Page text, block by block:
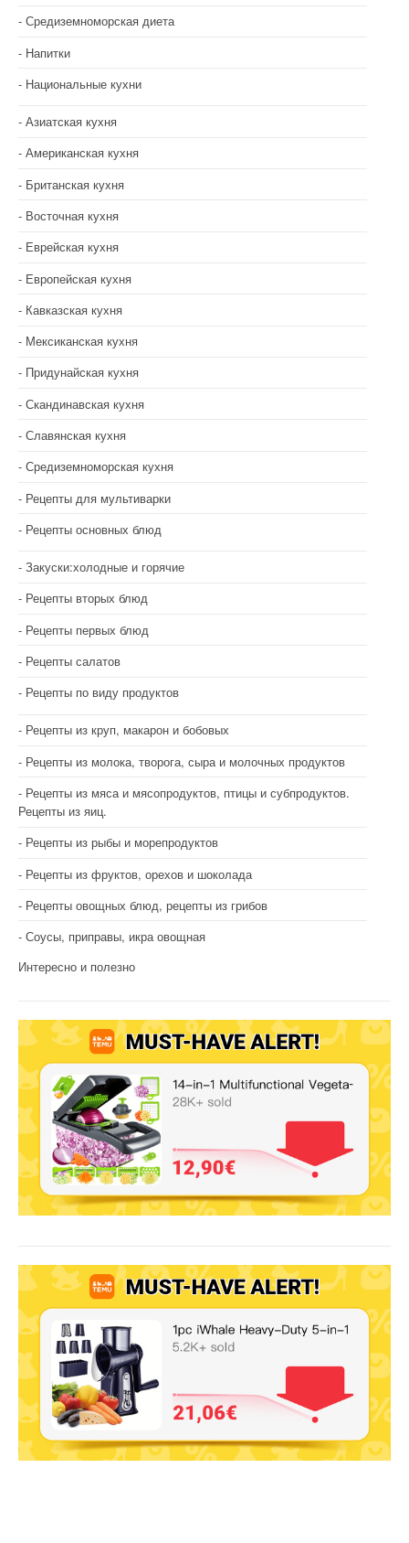
Средиземноморская диета
Напитки
Национальные кухни
Азиатская кухня
Американская кухня
Британская кухня
Восточная кухня
Еврейская кухня
Европейская кухня
Кавказская кухня
Мексиканская кухня
Придунайская кухня
Скандинавская кухня
Славянская кухня
Средиземноморская кухня
Рецепты для мультиварки
Рецепты основных блюд
Закуски:холодные и горячие
Рецепты вторых блюд
Рецепты первых блюд
Рецепты салатов
Рецепты по виду продуктов
Рецепты из круп, макарон и бобовых
Рецепты из молока, творога, сыра и молочных продуктов
Рецепты из мяса и мясопродуктов, птицы и субпродуктов.
Рецепты из яиц.
Рецепты из рыбы и морепродуктов
Рецепты из фруктов, орехов и шоколада
Рецепты овощных блюд, рецепты из грибов
Соусы, приправы, икра овощная
Интересно и полезно